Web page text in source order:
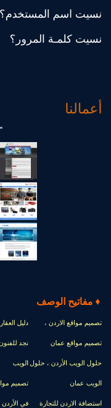
نسيت اسم المستخدم؟
نسيت كلمـة المرور؟
أعمالنا
♦ مفاتيح الوصف
تصميم مواقع الاردن ،
تصميم مواقع عمان
حلول الويب الأردن ، حلول
الويب عمان
استضافة الاردن للتجارة
دليل
نجد
الويب
تصميم
في الأردن